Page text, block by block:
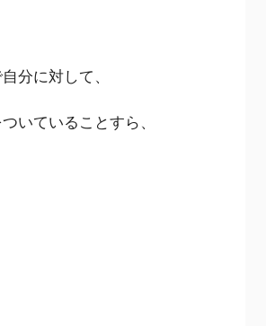
分に対して、
いていることすら、